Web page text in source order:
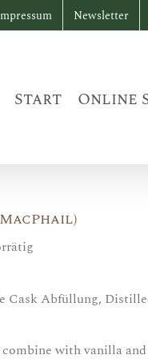
Newsletter
Start Online
Cask Abfüllung,
with vanilla